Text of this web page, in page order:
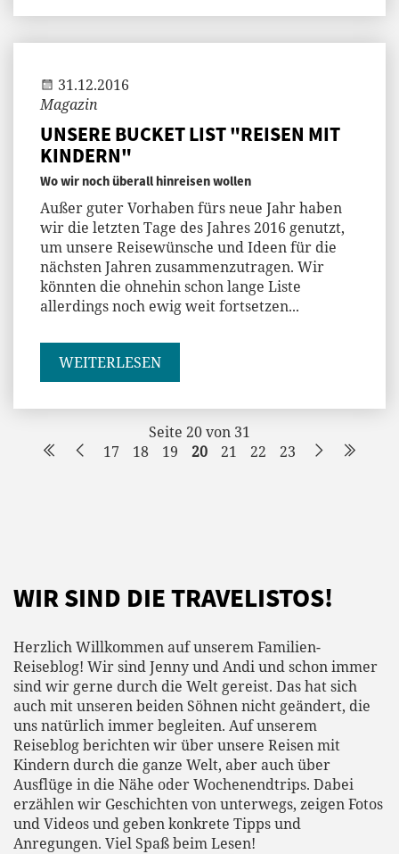
31.12.2016
Magazin
UNSERE BUCKET LIST "REISEN MIT
KINDERN"
Wo wir noch überall hinreisen wollen
Außer guter Vorhaben fürs neue Jahr haben
wir die letzten Tage des Jahres 2016 genutzt,
um unsere Reisewünsche und Ideen für die
nächsten Jahren zusammenzutragen. Wir
könnten die ohnehin schon lange Liste
allerdings noch ewig weit fortsetzen...
WEITERLESEN
Seite 20 von 31
17
18 19 20 21 22 23
WIR SIND DIE TRAVELISTOS!
Herzlich Willkommen auf unserem Familien-
Reiseblog! Wir sind Jenny und Andi und schon immer
sind wir gerne durch die Welt gereist. Das hat sich
auch mit unseren beiden Söhnen nicht geändert, die
uns natürlich immer begleiten. Auf unserem
Reiseblog berichten wir über unsere Reisen mit
Kindern durch die ganze Welt, aber auch über
Ausflüge in die Nähe oder Wochenendtrips. Dabei
erzählen wir Geschichten von unterwegs, zeigen Fotos
und Videos und geben konkrete Tipps und
Anregungen. Viel Spaß beim Lesen!